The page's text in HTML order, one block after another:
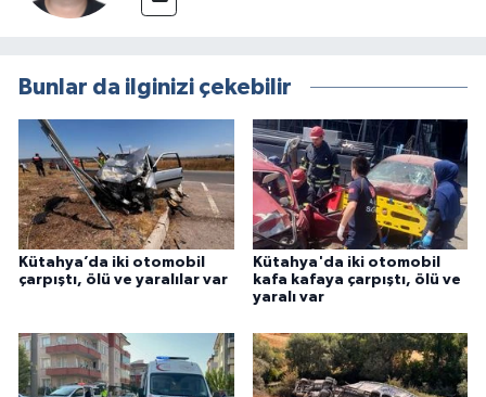
Bunlar da ilginizi çekebilir
Kütahya’da iki otomobil
çarpıştı, ölü ve yaralılar var
Kütahya'da iki otomobil
kafa kafaya çarpıştı, ölü ve
yaralı var